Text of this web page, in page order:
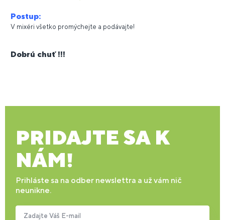
Postup:
V mixéri všetko promýchejte a podávajte!
Dobrú chuť !!!
PRIDAJTE SA K
NÁM!
Prihláste sa na odber newslettra a už vám nič
neunikne.
Zadajte Váš E-mail